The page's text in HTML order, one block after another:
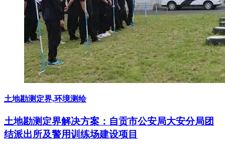
土地勘测定界,环境测绘
土地勘测定界解决方案：自贡市公安局大安分局团
结派出所及警用训练场建设项目